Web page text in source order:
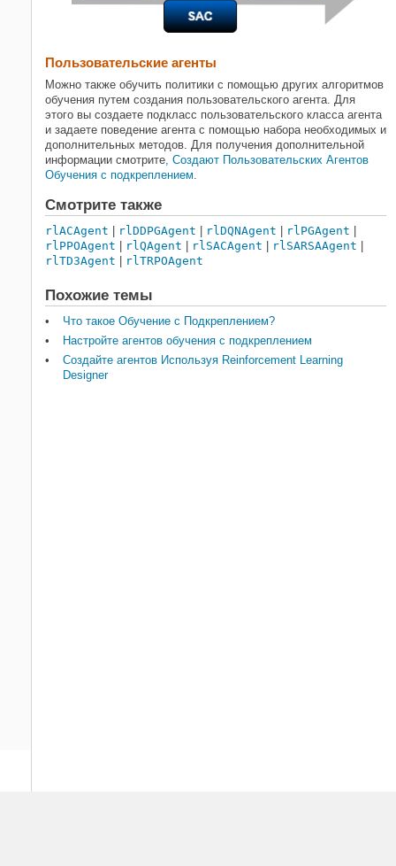
Пользовательские агенты
Можно также обучить политики с помощью других алгоритмов
обучения путем создания пользовательского агента. Для
этого вы создаете подкласс пользовательского класса агента
и задаете поведение агента с помощью набора необходимых и
дополнительных методов. Для получения дополнительной
информации смотрите , Создают Пользовательских Агентов
Обучения с подкреплением
Смотрите также
rlACAgent | rlDDPGAgent | rlDQNAgent | rlPGAgent |
rlPPOAgent | rlQAgent | rlSACAgent | rlSARSAAgent |
rlTD3Agent | rlTRPOAgent
Похожие темы
Что такое Обучение с Подкреплением?
Настройте агентов обучения с подкреплением
Создайте агентов Используя Reinforcement Learning
Designer